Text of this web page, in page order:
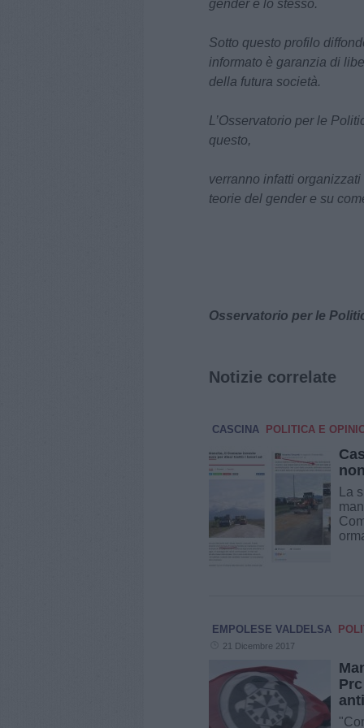
gender è lo stesso.
Sotto questo profilo
informato è garanzia di
della futura società.
L’Osservatorio per le
questo,
verranno infatti
teorie del gender e su
Osservatorio per le
Notizie correlate
CASCINA POLITICA E
La
EMPOLESE VALDELSA
21 Dicembre 2017